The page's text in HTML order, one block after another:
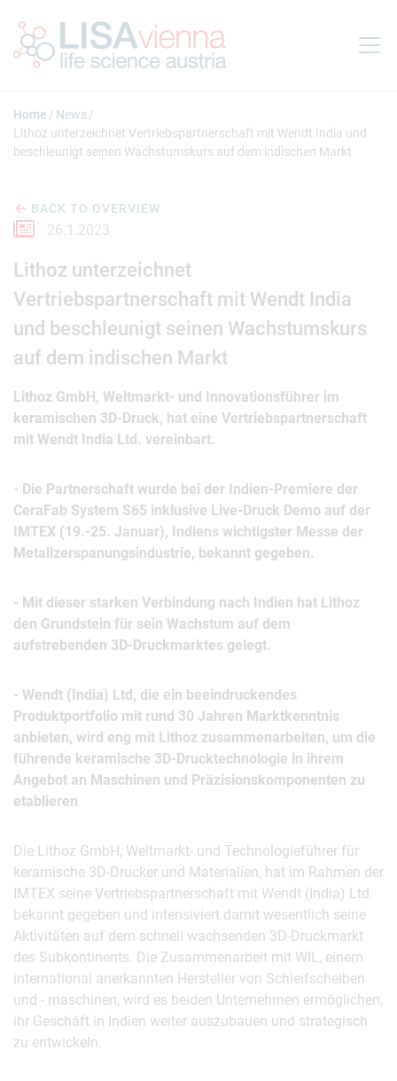
Home
News
Lithoz unterzeichnet Vertriebspartnerschaft mit Wendt India und
beschleunigt seinen Wachstumskurs auf dem indischen Markt
BACK TO OVERVIEW
26.1.2023
Lithoz unterzeichnet
Vertriebspartnerschaft mit Wendt India
und beschleunigt seinen Wachstumskurs
auf dem indischen Markt
Lithoz GmbH, Weltmarkt- und Innovationsführer im
keramischen 3D-Druck, hat eine Vertriebspartnerschaft
mit Wendt India Ltd. vereinbart.
- Die Partnerschaft wurde bei der Indien-Premiere der
CeraFab System S65 inklusive Live-Druck Demo auf der
IMTEX (19.-25. Januar), Indiens wichtigster Messe der
Metallzerspanungsindustrie, bekannt gegeben.
- Mit dieser starken Verbindung nach Indien hat Lithoz
den Grundstein für sein Wachstum auf dem
aufstrebenden 3D-Druckmarktes gelegt.
- Wendt (India) Ltd, die ein beeindruckendes
Produktportfolio mit rund 30 Jahren Marktkenntnis
anbieten, wird eng mit Lithoz zusammenarbeiten, um die
führende keramische 3D-Drucktechnologie in ihrem
Angebot an Maschinen und Präzisionskomponenten zu
etablieren
Die Lithoz GmbH, Weltmarkt- und Technologieführer für
keramische 3D-Drucker und Materialien, hat im Rahmen der
IMTEX seine Vertriebspartnerschaft mit Wendt (India) Ltd.
bekannt gegeben und intensiviert damit wesentlich seine
Aktivitäten auf dem schnell wachsenden 3D-Druckmarkt
des Subkontinents. Die Zusammenarbeit mit WIL, einem
international anerkannten Hersteller von Schleifscheiben
und - maschinen, wird es beiden Unternehmen ermöglichen,
ihr Geschäft in Indien weiter auszubauen und strategisch
zu entwickeln.